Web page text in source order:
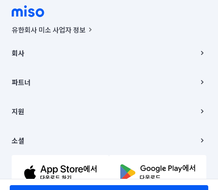
유한회사 미소 사업자 정보
00019 |
주소 | 본사: 서울특별시 종로구 율곡로 6(중학동, 트윈트리빌딩) B동 5층
컨택센터 : 서울특별시 종로구 수송동 율곡로 24, 7층, 8층 미소
상품, 상품정보, 거래에 관한 의무와 책임은 거래당사자에게 있습니다.
언론 보도 관련 문의:
© 유한회사 미소. Miso, Inc. All Rights Reserved.
회사
채용
파트너
이사
지원
이용약관
문의하기
소셜
유튜브